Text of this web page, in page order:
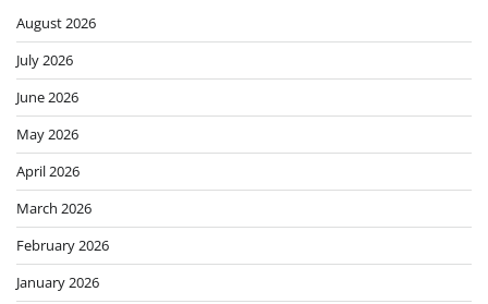
August 2026
July 2026
June 2026
May 2026
April 2026
March 2026
February 2026
January 2026